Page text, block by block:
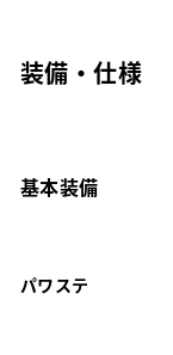
装備・仕様
基本装備
パワステ